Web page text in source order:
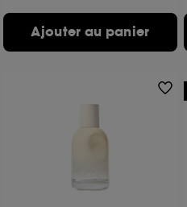
Ajouter au panier